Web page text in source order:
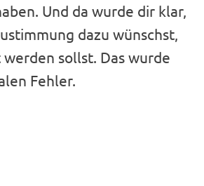
Und da wurde dir klar,
dazu wünschst,
sollst. Das wurde
Fehler.